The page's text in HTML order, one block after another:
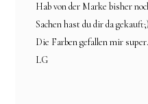
Hab von der Marke bisher
Sachen hast du dir da gekauft;)
Die Farben gefallen mir
LG